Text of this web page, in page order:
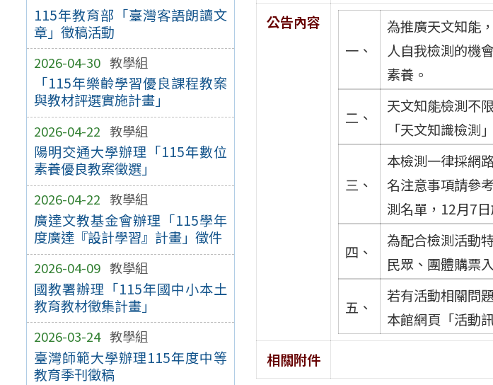
115年教育部「臺灣客語朗讀文
章」徵稿活動
2026-04-30 教學組
「115年樂齡學習優良課程教案
與教材評選實施計畫」
2026-04-22 教學組
陽明交通大學辦理「115年數位
素養優良教案徵選」
2026-04-22 教學組
廣達文教基金會辦理「115學年
度廣達『設計學習』計畫」徵件
2026-04-09 教學組
國教署辦理「115年國中小本土
教育教材徵集計畫」
2026-03-24 教學組
臺灣師範大學辦理115年度中等
教育季刊徵稿
公告內容
一、
為推廣天文知能
人自我檢測的機
素養。
二、
天文知能檢測不
「天文知識檢測
三、
本檢測一律採網
名注意事項請參
測名單，12月7
四、
為配合檢測活動
民眾、團體購票
五、
若有活動相關問
本館網頁「活動
相關附件